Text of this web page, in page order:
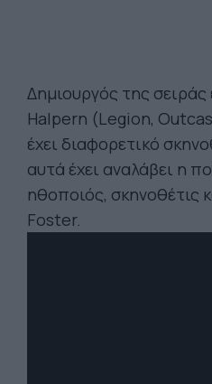
Δημιουργός της σειράς
Halpern (Legion,
έχει διαφορετικό
αυτά έχει αναλάβει η
ηθοποιός, σκηνοθέτις
Foster.